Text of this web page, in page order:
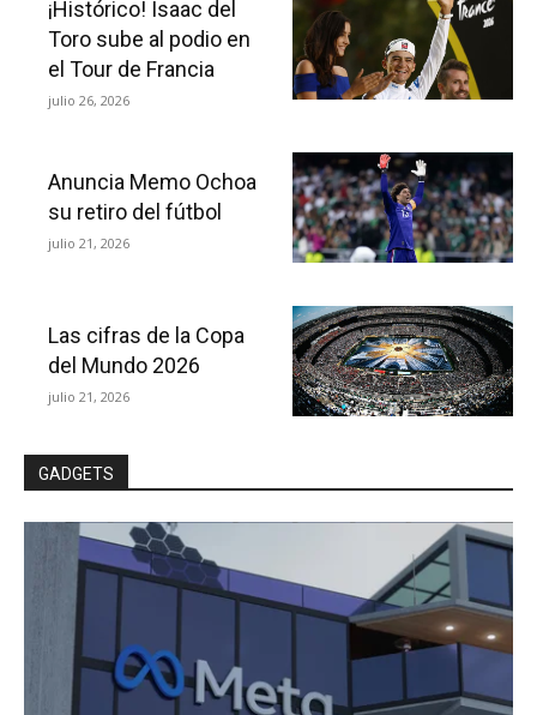
¡Histórico! Isaac del
Toro sube al podio en
el Tour de Francia
julio 26, 2026
Anuncia Memo Ochoa
su retiro del fútbol
julio 21, 2026
Las cifras de la Copa
del Mundo 2026
julio 21, 2026
GADGETS